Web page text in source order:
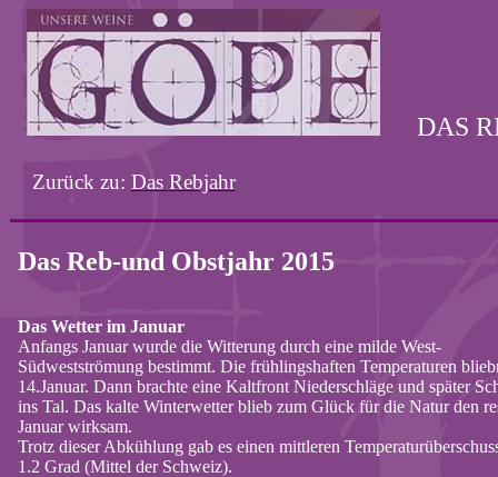
DAS
Zurück zu: Das Rebjahr
Das Reb-und Obstjahr 2015
Das Wetter im Januar
Anfangs Januar wurde die Witterung durch eine milde West-
Südwestströmung bestimmt. Die frühlingshaften Temperaturen
14.Januar. Dann brachte eine Kaltfront Niederschläge und später
ins Tal. Das kalte Winterwetter blieb zum Glück für die Natur den
Januar wirksam.
Trotz dieser Abkühlung gab es einen mittleren
1.2 Grad (Mittel der Schweiz).